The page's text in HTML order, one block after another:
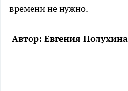
времени не нужно.
Автор: Евгения Полухина